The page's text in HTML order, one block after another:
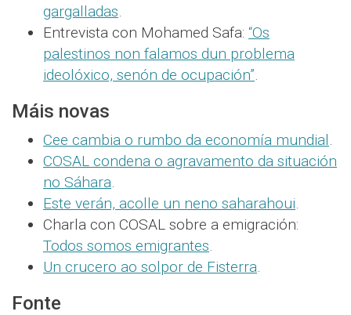
gargalladas
Entrevista con Mohamed Safa: “Os
palestinos non falamos dun problema
ideolóxico, senón de ocupación”
Máis novas
Cee cambia o rumbo da economía mundial
COSAL condena o agravamento da situación
no Sáhara
Este verán, acolle un neno saharahoui
Charla con COSAL sobre a emigración:
Todos somos emigrantes
Un crucero ao solpor de Fisterra
Fonte